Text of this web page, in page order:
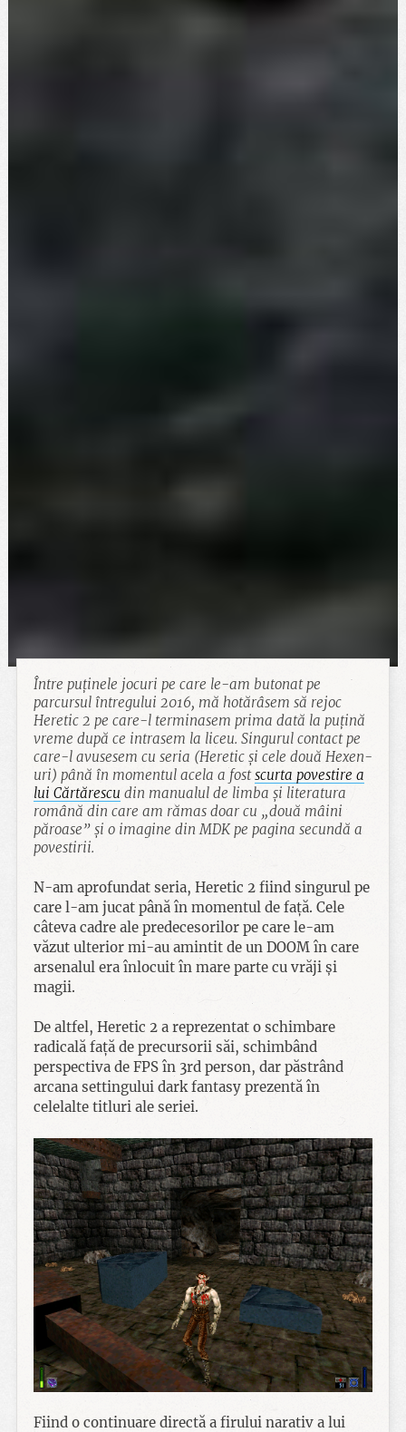
Între puținele jocuri pe care le-am butonat pe
parcursul întregului 2016, mă hotărâsem să rejoc
Heretic 2 pe care-l terminasem prima dată la puțină
vreme după ce intrasem la liceu. Singurul contact pe
care-l avusesem cu seria (Heretic și cele două Hexen-
uri) până în momentul acela a fostscurta povestire a
lui Cărtărescu din manualul de limba și literatura
română din care am rămas doar cu „două mâini
păroase” și o imagine din MDK pe pagina secundă a
povestirii.
N-am aprofundat seria, Heretic 2 fiind singurul pe
care l-am jucat până în momentul de față. Cele
câteva cadre ale predecesorilor pe care le-am
văzut ulterior mi-au amintit de un DOOM în care
arsenalul era înlocuit în mare parte cu vrăji și
magii.
De altfel, Heretic 2 a reprezentat o schimbare
radicală față de precursorii săi, schimbând
perspectiva de FPS în 3rd person, dar păstrând
arcana settingului dark fantasy prezentă în
celelalte titluri ale seriei.
Fiind o continuare directă a firului narativ a lui